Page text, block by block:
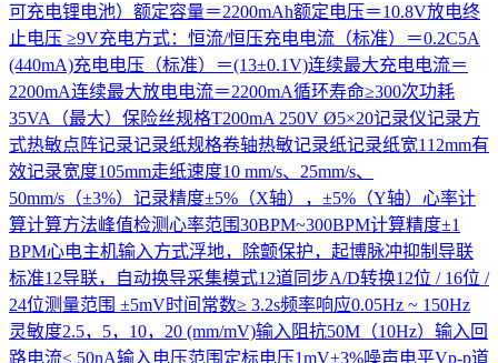
可充电锂电池）额定容量＝2200mAh额定电压＝10.8V放电终
止电压 ≥9V充电方式：恒流/恒压充电电流（标准）＝0.2C5A
(440mA)充电电压（标准）＝(13±0.1V)连续最大充电电流＝
2200mA连续最大放电电流＝2200mA循环寿命≥300次功耗
35VA（最大）保险丝规格T200mA 250V Ø5×20记录仪记录方
式热敏点阵记录记录纸规格卷轴热敏记录纸记录纸宽112mm有
效记录宽度105mm走纸速度10 mm/s、25mm/s、
50mm/s（±3%）记录精度±5%（X轴），±5%（Y轴）心率计
算计算方法峰值检测心率范围30BPM~300BPM计算精度±1
BPM心电主机输入方式浮地，除颤保护，起博脉冲抑制导联
标准12导联，自动换导采集模式12道同步A/D转换12位 / 16位 /
24位测量范围 ±5mV时间常数≥ 3.2s频率响应0.05Hz ~ 150Hz
灵敏度2.5，5，10，20 (mm/mV)输入阻抗50M（10Hz）输入回
路电流≤ 50nA输入电压范围定标电压1mV±3%噪声电平Vp-p道